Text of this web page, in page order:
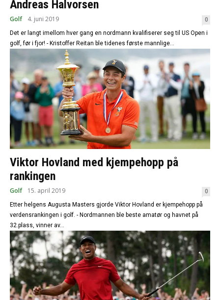
Andreas Halvorsen
Golf 4. juni 2019 0
Det er langt imellom hver gang en nordmann kvalifiserer seg til US Open i
golf, før i fjor! - Kristoffer Reitan ble tidenes første mannlige...
Viktor Hovland med kjempehopp på
rankingen
Golf 15. april 2019 0
Etter helgens Augusta Masters gjorde Viktor Hovland er kjempehopp på
verdensrankingen i golf. - Nordmannen ble beste amatør og havnet på
32.plass, vinner av...